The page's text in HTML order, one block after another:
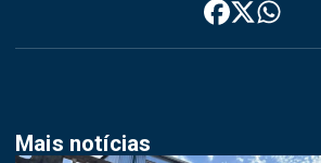
Mais notícias